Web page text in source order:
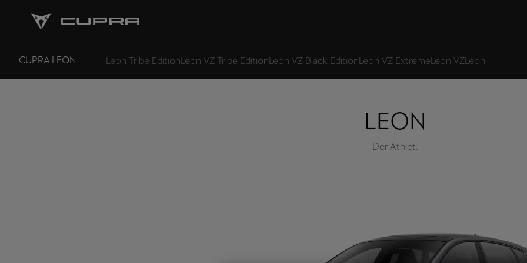
CUPRA LEON Leon Tribe EditionLeon VZ Tribe EditionLeon VZ Black EditionLeon VZ ExtremeLeon VZLeon
LEON
Der Athlet.